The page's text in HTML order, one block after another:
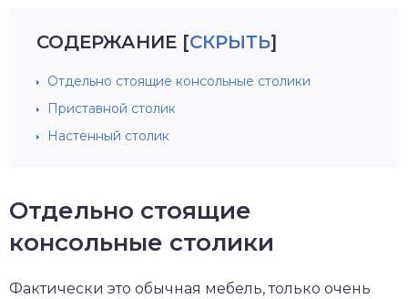
СОДЕРЖАНИЕ [СКРЫТЬ]
Отдельно стоящие консольные столики
Приставной столик
Настенный столик
Отдельно стоящие
консольные столики
Фактически это обычная мебель, только очень